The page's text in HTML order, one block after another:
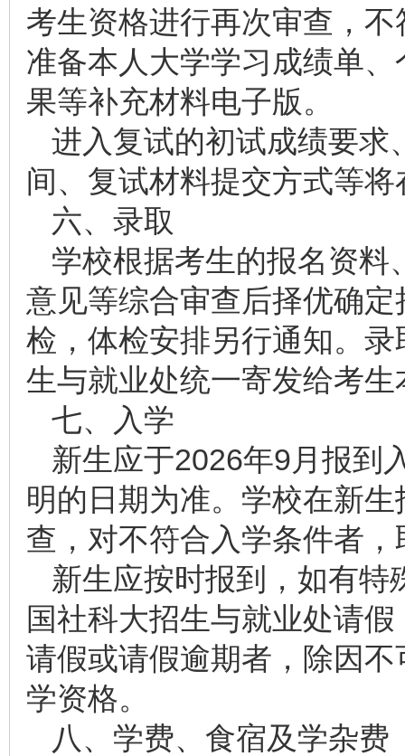
考生资格进行再次审查，
准备本人大学学习成绩单
果等补充材料电子版。
进入复试的初试成绩要求
间、复试材料提交方式等
六、录取
学校根据考生的报名资料
意见等综合审查后择优确
检，体检安排另行通知。
生与就业处统一寄发给考生
七、入学
新生应于2026年9月报到
明的日期为准。学校在新
查，对不符合入学条件者
新生应按时报到，如有
国社科大招生与就业处请
请假或请假逾期者，除因
学资格。
八、学费、食宿及学杂费